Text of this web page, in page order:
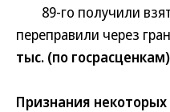
89-го получили
переправили через
тыс. (по
Признания